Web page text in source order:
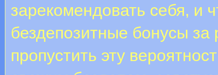
зарекомендовать себя, и
бездепозитные бонусы
пропустить эту